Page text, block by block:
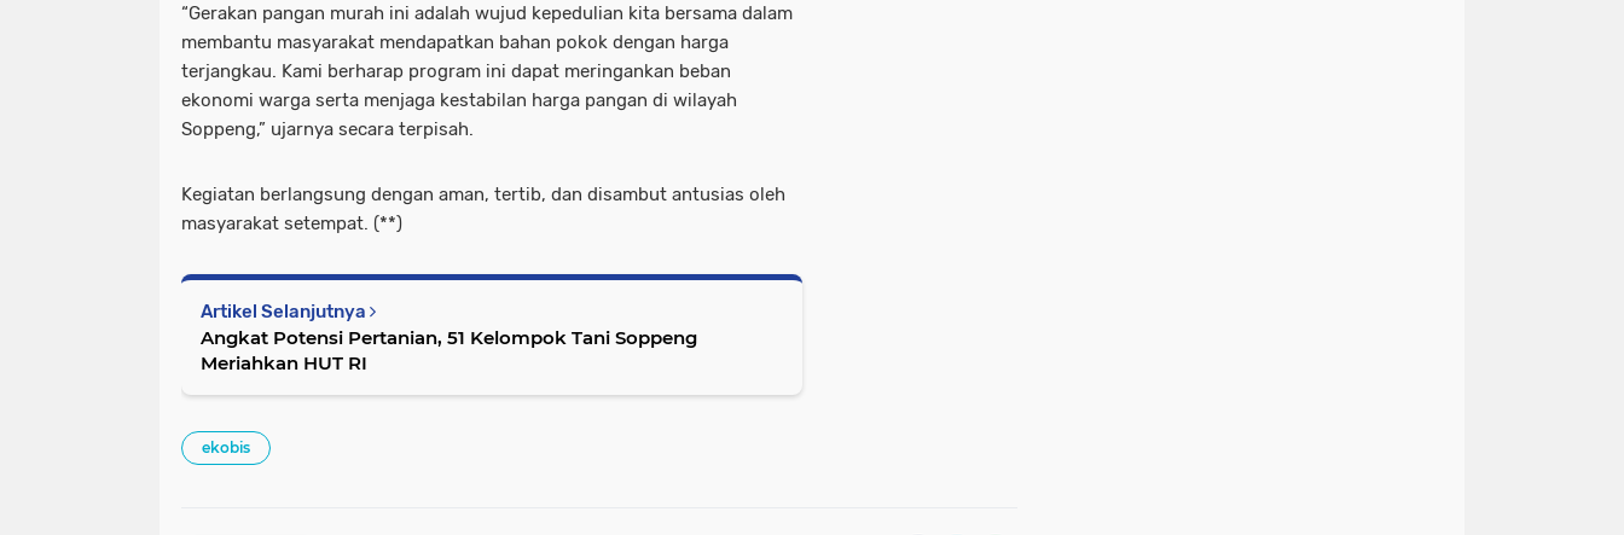
“Gerakan pangan murah ini adalah wujud kepedulian kita bersama dalam
membantu masyarakat mendapatkan bahan pokok dengan harga
terjangkau. Kami berharap program ini dapat meringankan beban
ekonomi warga serta menjaga kestabilan harga pangan di wilayah
Soppeng,” ujarnya secara terpisah.
Kegiatan berlangsung dengan aman, tertib, dan disambut antusias oleh
masyarakat setempat. (**)
Artikel Selanjutnya
Angkat Potensi Pertanian, 51 Kelompok Tani Soppeng
Meriahkan HUT RI
ekobis